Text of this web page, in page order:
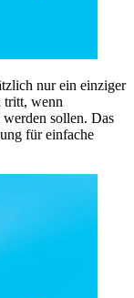
nur ein einziger
tritt, wenn
werden sollen. Das
für einfache